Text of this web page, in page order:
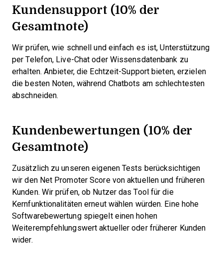
Kundensupport (10% der
Gesamtnote)
Wir prüfen, wie schnell und einfach es ist, Unterstützung
per Telefon, Live-Chat oder Wissensdatenbank zu
erhalten. Anbieter, die Echtzeit-Support bieten, erzielen
die besten Noten, während Chatbots am schlechtesten
abschneiden.
Kundenbewertungen (10% der
Gesamtnote)
Zusätzlich zu unseren eigenen Tests berücksichtigen
wir den Net Promoter Score von aktuellen und früheren
Kunden. Wir prüfen, ob Nutzer das Tool für die
Kernfunktionalitäten erneut wählen würden. Eine hohe
Softwarebewertung spiegelt einen hohen
Weiterempfehlungswert aktueller oder früherer Kunden
wider.